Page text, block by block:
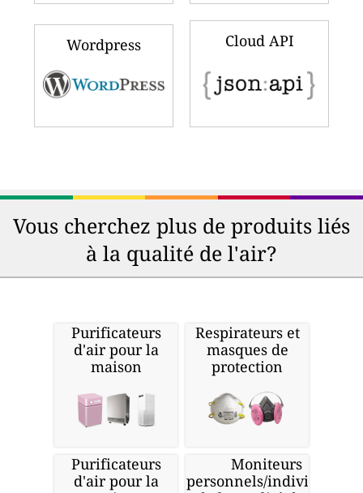
Wordpress Cloud API
Vous cherchez plus de produits liés
à la qualité de l'air?
Purificateurs
d'air pour la
maison
Respirateurs et
masques de
protection
Purificateurs
d'air pour la
Moniteurs
personnels/individuels